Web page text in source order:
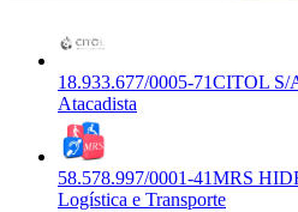
18.933.677/0005-71CITOL S/
Atacadista
58.578.997/0001-41MRS
Logística e Transporte